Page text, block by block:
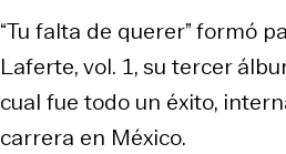
“Tu falta de querer” formó
Laferte, vol. 1, su tercer
cual fue todo un éxito,
carrera en México.